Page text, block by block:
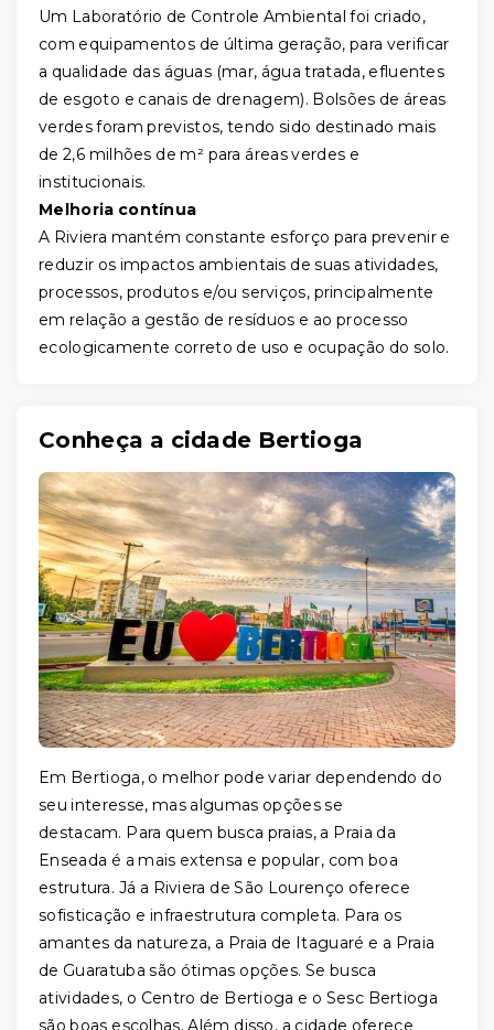
Um Laboratório de Controle Ambiental foi criado,
com equipamentos de última geração, para verificar
a qualidade das águas (mar, água tratada, efluentes
de esgoto e canais de drenagem). Bolsões de áreas
verdes foram previstos, tendo sido destinado mais
de 2,6 milhões de m² para áreas verdes e
institucionais.
Melhoria contínua
A Riviera mantém constante esforço para prevenir e
reduzir os impactos ambientais de suas atividades,
processos, produtos e/ou serviços, principalmente
em relação a gestão de resíduos e ao processo
ecologicamente correto de uso e ocupação do solo.
Conheça a cidade Bertioga
Em Bertioga, o melhor pode variar dependendo do
seu interesse, mas algumas opções se
destacam. Para quem busca praias, a Praia da
Enseada é a mais extensa e popular, com boa
estrutura. Já a Riviera de São Lourenço oferece
sofisticação e infraestrutura completa. Para os
amantes da natureza, a Praia de Itaguaré e a Praia
de Guaratuba são ótimas opções. Se busca
atividades, o Centro de Bertioga e o Sesc Bertioga
são boas escolhas. Além disso, a cidade oferece